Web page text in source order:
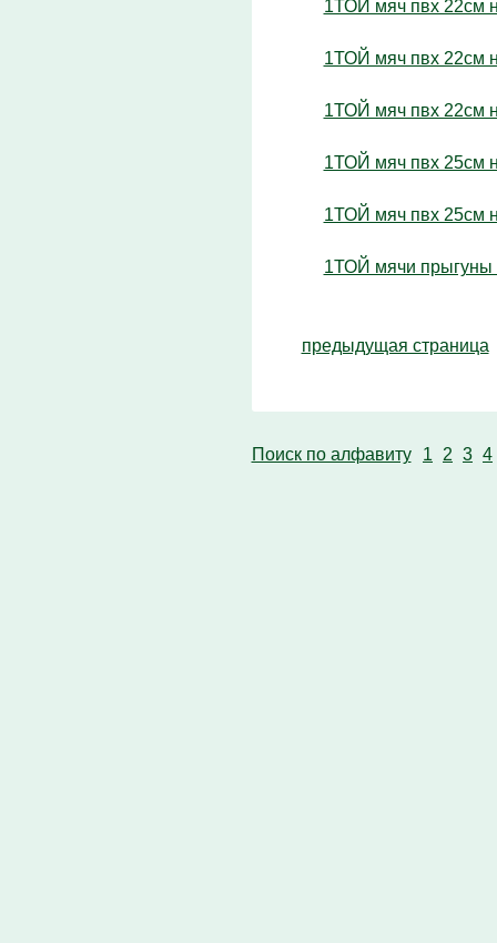
1ТОЙ мяч пвх 22см
1ТОЙ мяч пвх 22см
1ТОЙ мяч пвх 22см
1ТОЙ мяч пвх 25см
1ТОЙ мяч пвх 25см
1ТОЙ мячи прыгуны
предыдущая страница
Поиск по алфавиту 1 2 3 4